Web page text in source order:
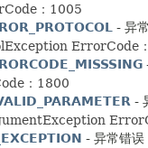
：1005
- 异
ErrorCode
：1800
-
- 异常错